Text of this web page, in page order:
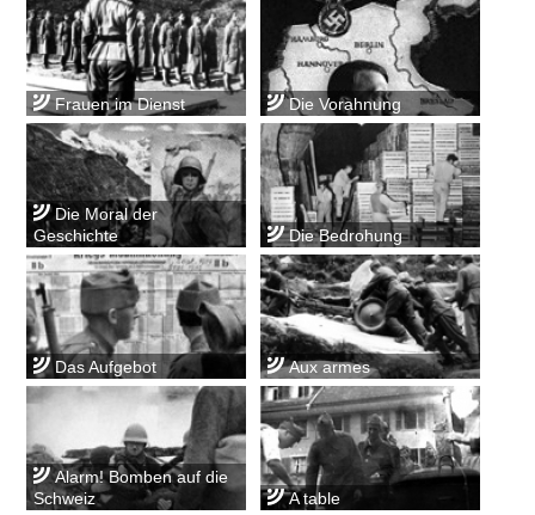
Frauen im Dienst Die Vorahnung
Die Moral der
Geschichte
Die Bedrohung
Das Aufgebot Aux armes
Alarm! Bomben auf die
Schweiz
A table